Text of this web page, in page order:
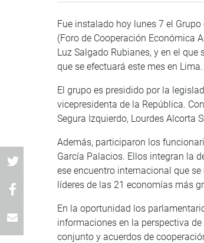
Fue instalado hoy lunes 7 el
(Foro de Cooperación Económica
Luz Salgado Rubianes, y en el
que se efectuará este mes en Lima.
El grupo es presidido por la
vicepresidenta de la República.
Segura Izquierdo, Lourdes Alcorta
Además, participaron los
García Palacios. Ellos integran la
ese encuentro internacional que
líderes de las 21 economías más
En la oportunidad los
informaciones en la perspectiva
conjunto y acuerdos de